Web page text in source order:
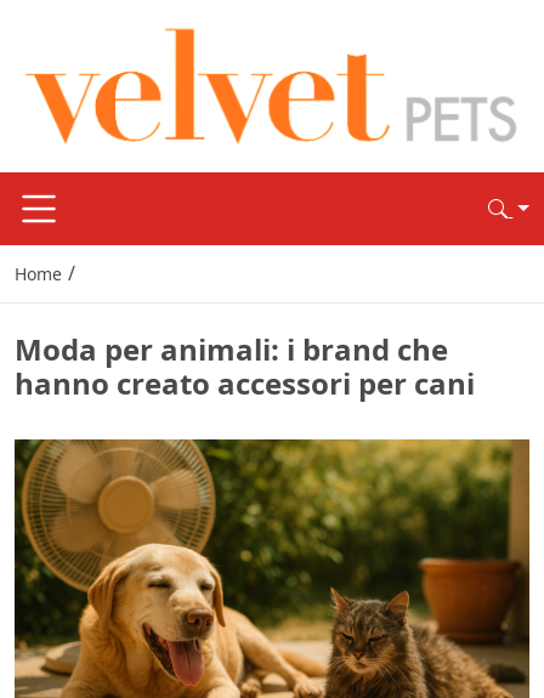
Home /
Moda per animali: i brand che
hanno creato accessori per cani